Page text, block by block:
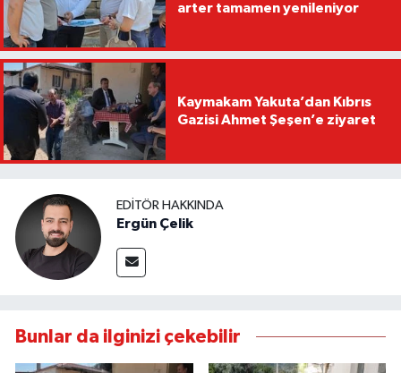
arter tamamen yenileniyor
Kaymakam Yakuta’dan Kıbrıs
Gazisi Ahmet Şeşen’e ziyaret
EDITÖR HAKKINDA
Ergün Çelik
Bunlar da ilginizi çekebilir